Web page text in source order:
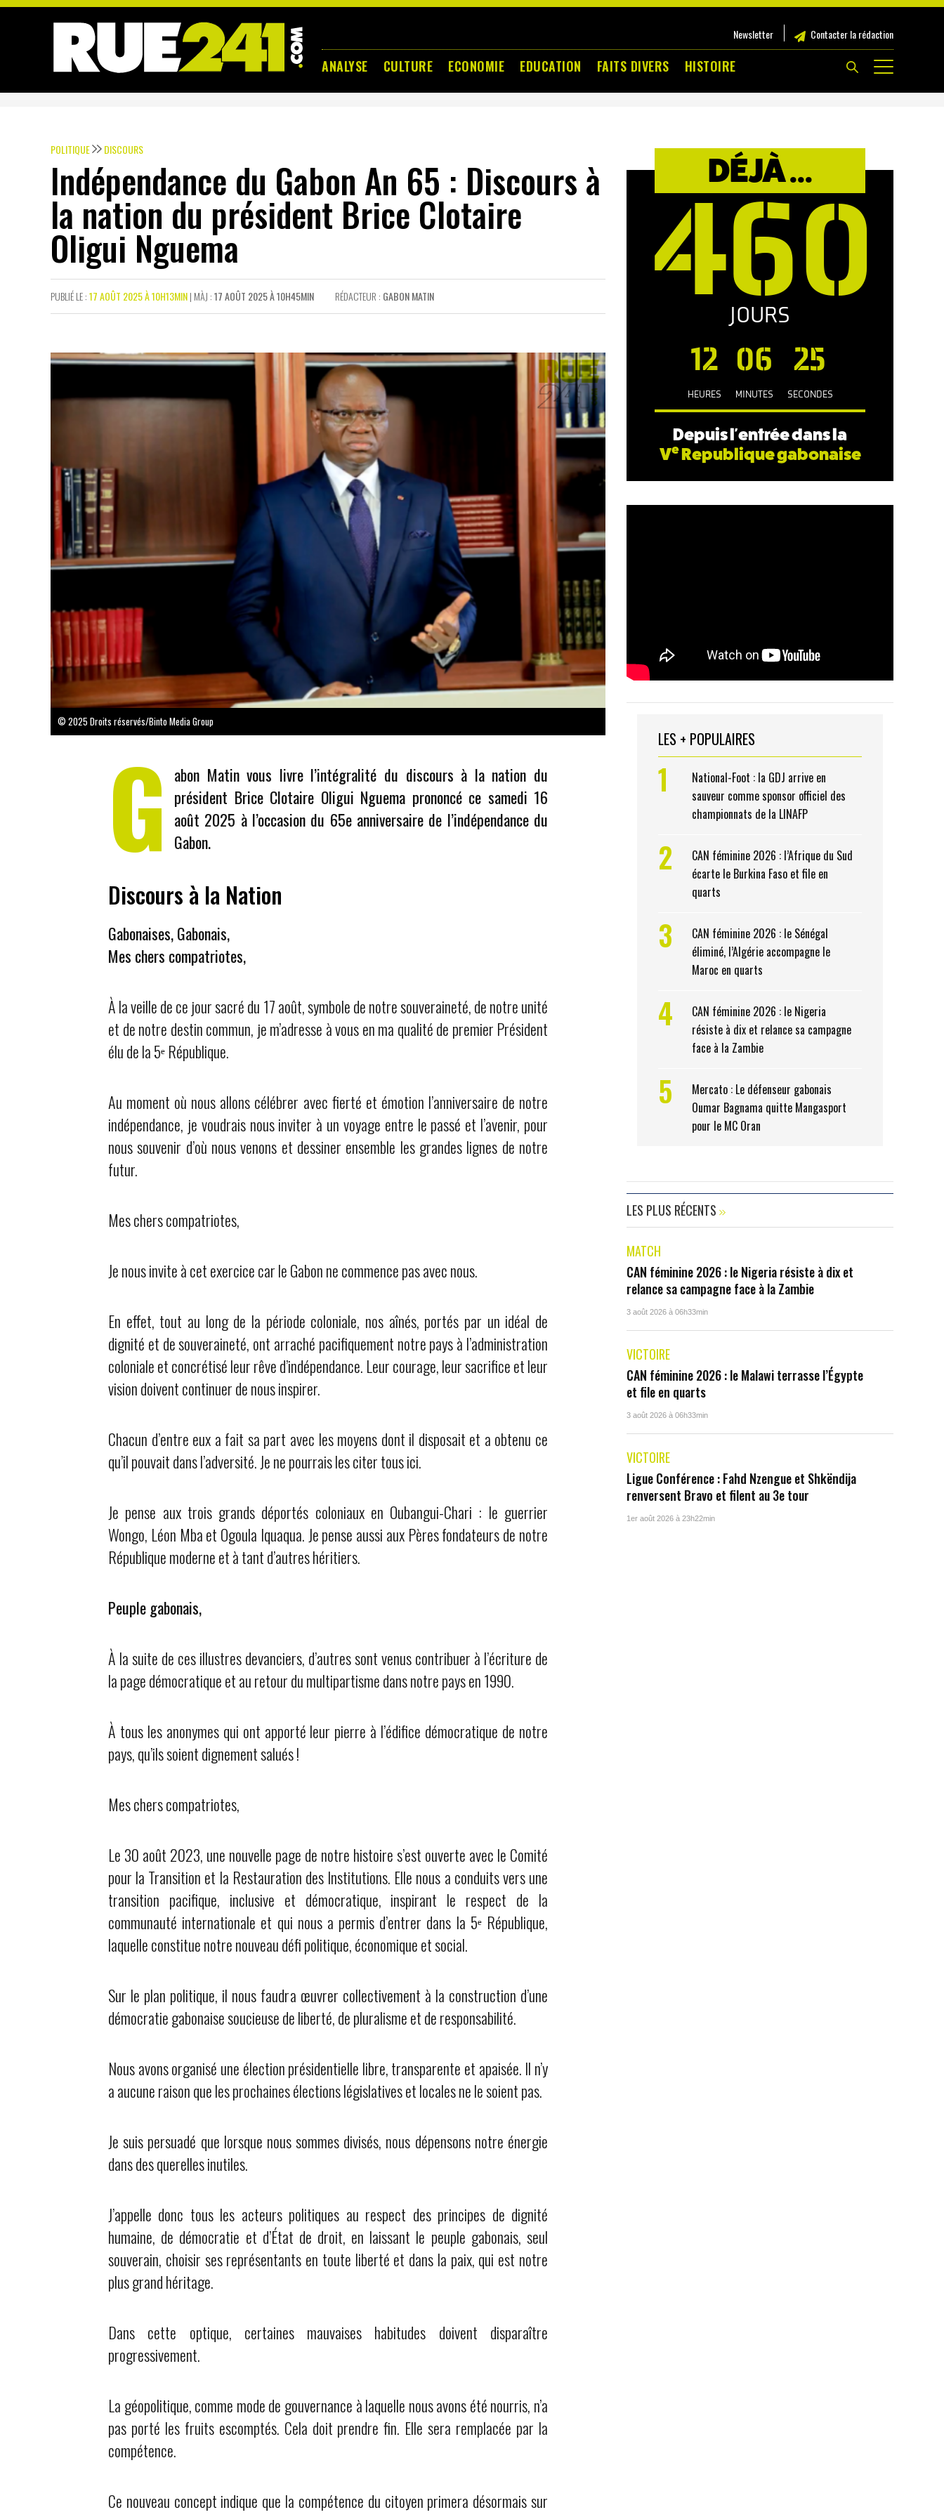
Newsletter Contacter la rédaction
ANALYSE CULTURE ECONOMIE EDUCATION FAITS DIVERS HISTOIRE
POLITIQUE DISCOURS
Indépendance du Gabon An 65 : Discours à
la nation du président Brice Clotaire
Oligui Nguema
PUBLIÉ LE :17 AOÛT 2025 À 10H13MIN| MÀJ :17 AOÛT 2025 À 10H45MIN RÉDACTEUR : GABON MATIN
© 2025 Droits réservés/Binto Media Group
G abon Matin vous livre l’intégralité du discours à la nation du
président Brice Clotaire Oligui Nguema prononcé ce samedi 16
août 2025 à l’occasion du 65e anniversaire de l’indépendance du
Gabon.
Discours à la Nation
Gabonaises, Gabonais,
Mes chers compatriotes,
À la veille de ce jour sacré du 17 août, symbole de notre souveraineté, de notre unité
et de notre destin commun, je m’adresse à vous en ma qualité de premier Président
élu de la 5ᵉ République.
Au moment où nous allons célébrer avec fierté et émotion l’anniversaire de notre
indépendance, je voudrais nous inviter à un voyage entre le passé et l’avenir, pour
nous souvenir d’où nous venons et dessiner ensemble les grandes lignes de notre
futur.
Mes chers compatriotes,
Je nous invite à cet exercice car le Gabon ne commence pas avec nous.
En effet, tout au long de la période coloniale, nos aînés, portés par un idéal de
dignité et de souveraineté, ont arraché pacifiquement notre pays à l’administration
coloniale et concrétisé leur rêve d’indépendance. Leur courage, leur sacrifice et leur
vision doivent continuer de nous inspirer.
Chacun d’entre eux a fait sa part avec les moyens dont il disposait et a obtenu ce
qu’il pouvait dans l’adversité. Je ne pourrais les citer tous ici.
Je pense aux trois grands déportés coloniaux en Oubangui-Chari : le guerrier
Wongo, Léon Mba et Ogoula Iquaqua. Je pense aussi aux Pères fondateurs de notre
République moderne et à tant d’autres héritiers.
Peuple gabonais,
À la suite de ces illustres devanciers, d’autres sont venus contribuer à l’écriture de
la page démocratique et au retour du multipartisme dans notre pays en 1990.
À tous les anonymes qui ont apporté leur pierre à l’édifice démocratique de notre
pays, qu’ils soient dignement salués !
Mes chers compatriotes,
Le 30 août 2023, une nouvelle page de notre histoire s’est ouverte avec le Comité
pour la Transition et la Restauration des Institutions. Elle nous a conduits vers une
transition pacifique, inclusive et démocratique, inspirant le respect de la
communauté internationale et qui nous a permis d’entrer dans la 5ᵉ République,
laquelle constitue notre nouveau défi politique, économique et social.
Sur le plan politique, il nous faudra œuvrer collectivement à la construction d’une
démocratie gabonaise soucieuse de liberté, de pluralisme et de responsabilité.
Nous avons organisé une élection présidentielle libre, transparente et apaisée. Il n’y
a aucune raison que les prochaines élections législatives et locales ne le soient pas.
Je suis persuadé que lorsque nous sommes divisés, nous dépensons notre énergie
dans des querelles inutiles.
J’appelle donc tous les acteurs politiques au respect des principes de dignité
humaine, de démocratie et d’État de droit, en laissant le peuple gabonais, seul
souverain, choisir ses représentants en toute liberté et dans la paix, qui est notre
plus grand héritage.
Dans cette optique, certaines mauvaises habitudes doivent disparaître
progressivement.
La géopolitique, comme mode de gouvernance à laquelle nous avons été nourris, n’a
pas porté les fruits escomptés. Cela doit prendre fin. Elle sera remplacée par la
compétence.
Ce nouveau concept indique que la compétence du citoyen primera désormais sur
DÉJÀ ...
460
JOURS
12
HEURES
06
MINUTES
26
SECONDES
Depuis l'entrée dans la
VeRepublique gabonaise
LES + POPULAIRES
1
National-Foot : la GDJ arrive en
sauveur comme sponsor officiel des
championnats de la LINAFP
2
CAN féminine 2026 : l’Afrique du Sud
écarte le Burkina Faso et file en
quarts
3
CAN féminine 2026 : le Sénégal
éliminé, l’Algérie accompagne le
Maroc en quarts
4
CAN féminine 2026 : le Nigeria
résiste à dix et relance sa campagne
face à la Zambie
5
Mercato : Le défenseur gabonais
Oumar Bagnama quitte Mangasport
pour le MC Oran
LES PLUS RÉCENTS
MATCH
CAN féminine 2026 : le Nigeria résiste à dix et
relance sa campagne face à la Zambie
3 août 2026 à 06h33min
VICTOIRE
CAN féminine 2026 : le Malawi terrasse l’Égypte
et file en quarts
3 août 2026 à 06h33min
VICTOIRE
Ligue Conférence : Fahd Nzengue et Shkëndija
renversent Bravo et filent au 3e tour
1er août 2026 à 23h22min